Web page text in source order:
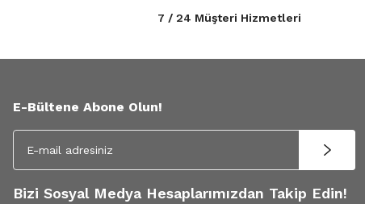
7 / 24 Müşteri Hizmetleri
E-Bültene Abone Olun!
Bizi Sosyal Medya Hesaplarımızdan Takip Edin!